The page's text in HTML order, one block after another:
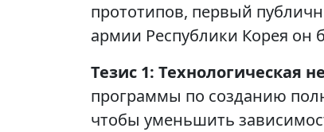
прототипов, первый
армии Республики Корея он
Тезис 1: Технологическая
программы по созданию
чтобы уменьшить